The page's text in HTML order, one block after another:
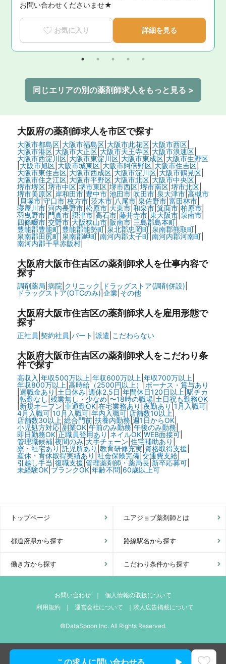
お問い合わせくださいませ★
お気に入り 詳細を見る
同じエリアの別の薬剤師求人をもっと見る >
大阪府の薬剤師求人を市区で探す
大阪市都島区| 大阪市福島区| 大阪市此花区| 大阪市西区|
大阪市港区| 大阪市大正区| 大阪市天王寺区|大阪市浪速区|
大阪市西淀川区| 大阪市東淀川区| 大阪市東成区| 大阪市生野区
大阪市旭区| 大阪市城東区| 大阪市阿倍野区| 大阪市住吉区|
大阪市東住吉区| 大阪市西成区| 大阪市淀川区| 大阪市鶴見区|
大阪市住之江区|大阪市平野区|大阪市北区| 大阪市中央区|
堺市堺区| 堺市中区| 堺市東区| 堺市西区| 堺市南区| 堺市北区|
堺市美原区| 岸和田市| 豊中市|池田市| 吹田市| 泉大津市| 高槻市
貝塚市| 守口市| 枚方市| 茨木市| 八尾市| 泉佐野市| 富田林市|
寝屋川市| 河内長野市| 松原市| 大東市| 和泉市| 箕面市| 柏原市|
羽曳野市|門真市| 摂津市| 高石市| 藤井寺市| 東大阪市|泉南市|
四條畷市|交野市|大阪狭山市| 阪南市| 三島郡島本町|
豊能郡豊能町| 豊能郡能勢町| 泉北郡忠岡町| 泉南郡熊取町|
泉南郡田尻町|泉南郡岬町| 南河内郡太子町|南河内郡河南町|
南河内郡千早赤阪村|
大阪府大阪市住吉区の薬剤師求人を仕事内容で
探す
調剤薬局 病院 クリニック ドラッグストア(調剤併設)
ドラッグストア(OTCのみ)| 企業| その他
大阪府大阪市住吉区の薬剤師求人を雇用形態で
探す
正社員 契約社員 パート 派遣 こだわらない
大阪府大阪市住吉区の薬剤師求人をこだわり条
件で探す
高収入 年収500万以上 年収600万以上 年収700万以上
年収800万以上 高時給（2500円以上）| ボーナス・賞与あり
退職金あり 土日休み| 週休2.5日 年間休日120日以上 駅チカ
|転勤なし 残業無し・少なめ 〜18時の職場| 土日祝も勤務OK
|新規オープン 車通勤OK|在宅業務あり 夜勤あり 1月入職可|
4月入職可| 10月入職可| 年内入職可| 店舗数10以上|
店舗数30以上 総合門前| 扶養内勤務 週1日からOK|
小児処方対応| 副業OK| 午前のみ勤務| 午後のみ勤務|
即日勤務OK| 正職員登用あり ネイルOK| WEB面接可|
管理職候補| 夜間のみ| 大手チェーン 住宅補助あり
寮・社宅あり 託児所あり 教育研修充実| 資格取得支援
産休・育休取得実績あり 社会保険完備| 交通費支給|
引越し手当 復職支援 |管理薬剤師・薬局長| 新卒応募可|
未経験OK| ブランクOK| 年齢不問 60歳以上可
トップページ ユアジョブ薬剤師とは
都道府県から探す 路線駅名から探す
働き方から探す こだわり条件から探す
お問い合わせ ｜
個人情報の取扱について
利用規約
｜ 運営会社について ｜ 求人広告掲載について
©DataSpoon Inc. All Rights Reserved.
この求人に問い合わせる